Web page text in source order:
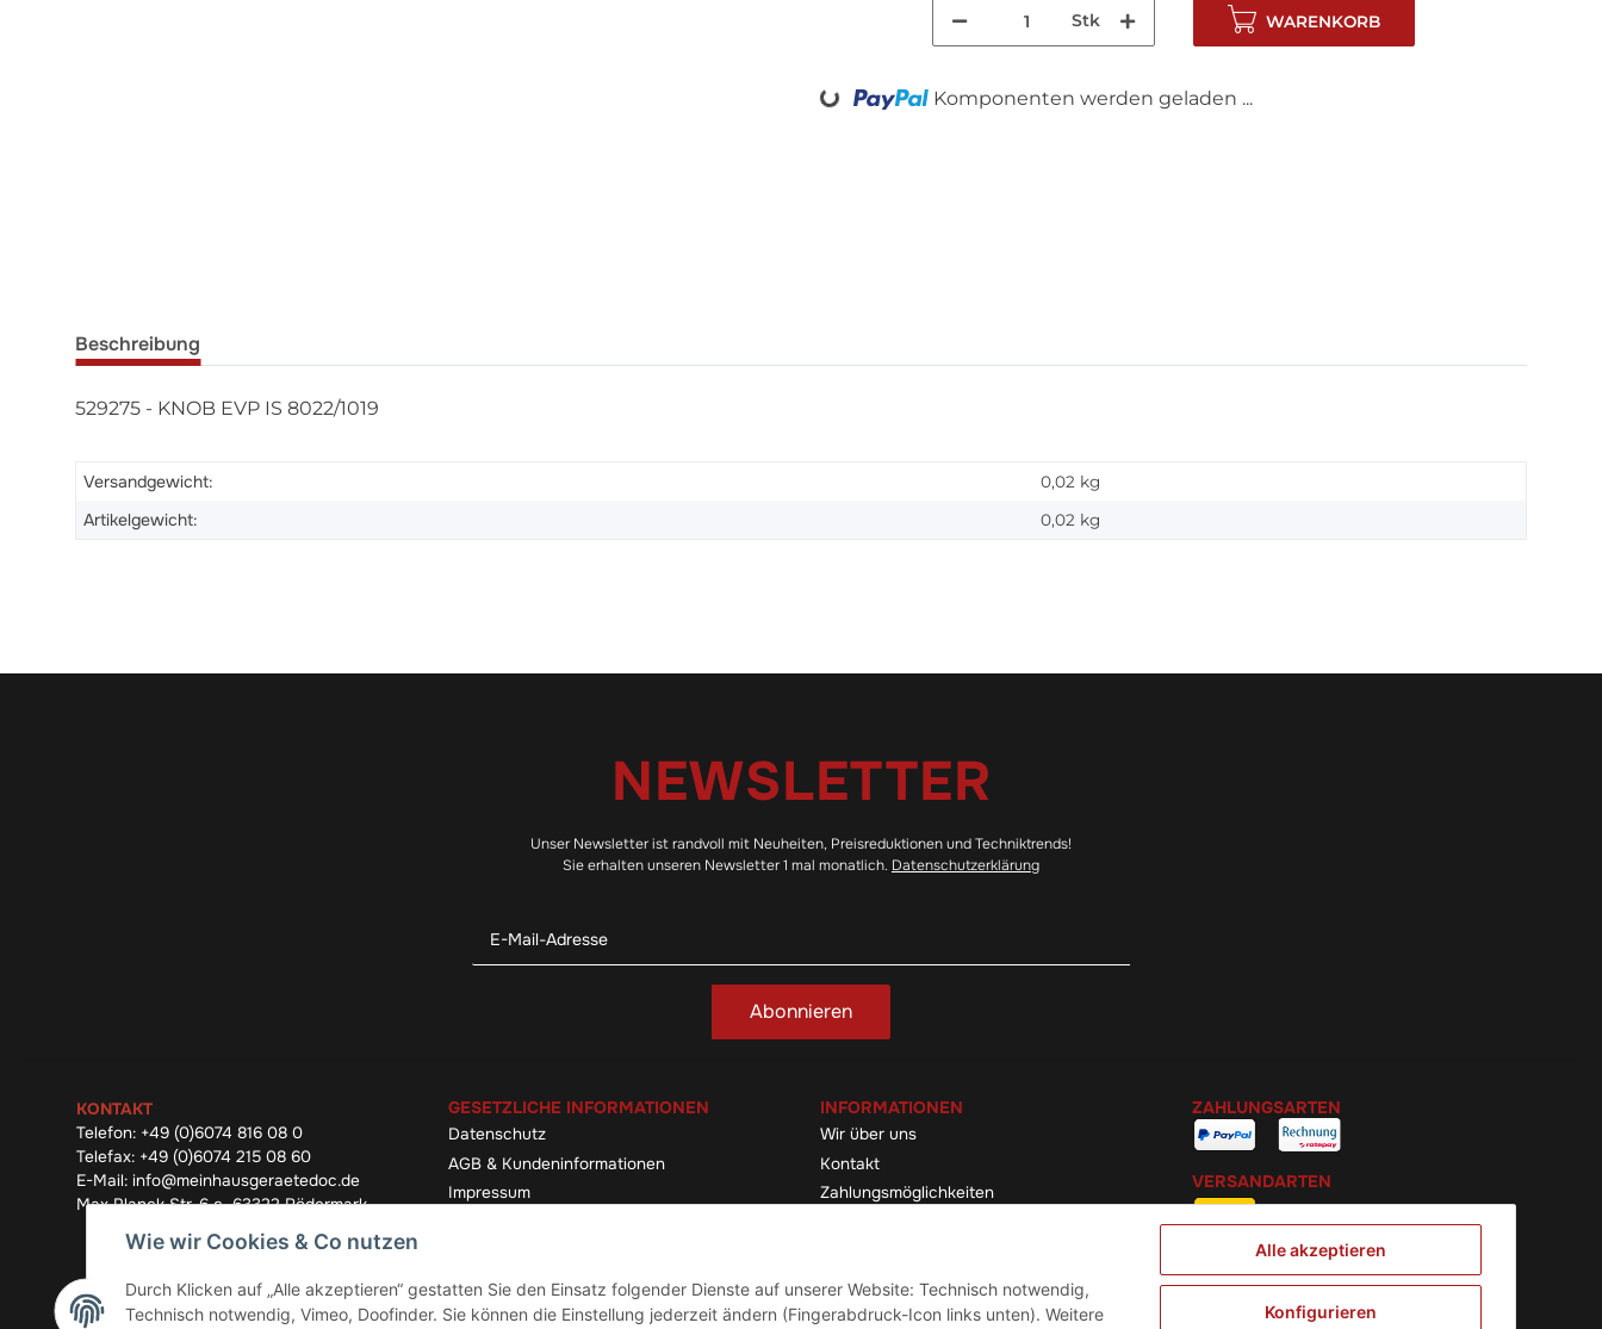
Stk WARENKORB
Loading... Komponenten werden geladen ...
Beschreibung
529275 - KNOB EVP IS 8022/1019
Versandgewicht: 0,02 kg
Artikelgewicht: 0,02 kg
NEWSLETTER
Unser Newsletter ist randvoll mit Neuheiten, Preisreduktionen und Techniktrends!
Sie erhalten unseren Newsletter 1 mal monatlich. Datenschutzerklärung
Abonnieren
KONTAKT
Telefon: +49 (0)6074 816 08 0
Telefax: +49 (0)6074 215 08 60
E-Mail: info@meinhausgeraetedoc.de
Max Planck Str. 6 c, 63322 Rödermark
GESETZLICHE INFORMATIONEN
Datenschutz
AGB & Kundeninformationen
Impressum
INFORMATIONEN
Wir über uns
Kontakt
Zahlungsmöglichkeiten
ZAHLUNGSARTEN
VERSANDARTEN
Vertrag widerrufen
Wie wir Cookies & Co nutzen
Durch Klicken auf „Alle akzeptieren“ gestatten Sie den Einsatz folgender Dienste auf unserer Website: Technisch notwendig,
Technisch notwendig, Vimeo, Doofinder. Sie können die Einstellung jederzeit ändern (Fingerabdruck-Icon links unten). Weitere
Alle akzeptieren
Konfigurieren